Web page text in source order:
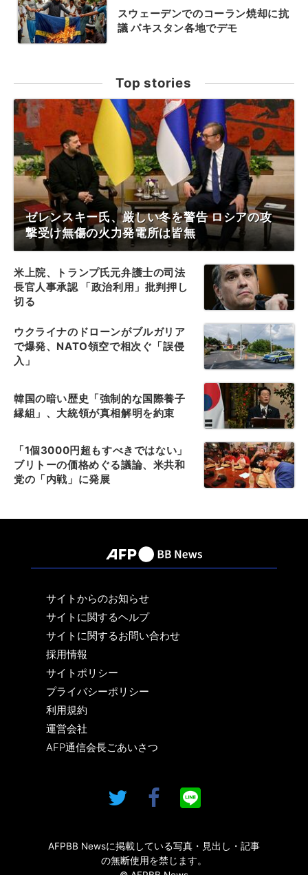
スウェーデンでのコーラン焼却に抗
議 パキスタン各地でデモ
Top stories
ゼレンスキー氏、厳しい冬を警告 ロシアの攻
撃受け無傷の火力発電所は皆無
米上院、トランプ氏元弁護士の司法
長官人事承認 「政治利用」批判押し
切る
ウクライナのドローンがブルガリア
で爆発、NATO領空で相次ぐ「誤侵
入」
韓国の暗い歴史「強制的な国際養子
縁組」、大統領が真相解明を約束
「1個3000円超もすべきではない」
ブリトーの価格めぐる議論、米共和
党の「内戦」に発展
サイトからのお知らせ
サイトに関するヘルプ
サイトに関するお問い合わせ
採用情報
サイトポリシー
プライバシーポリシー
利用規約
運営会社
AFP通信会長ごあいさつ
AFPBB Newsに掲載している写真・見出し・記事
の無断使用を禁じます。